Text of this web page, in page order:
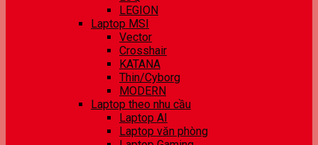
LEGION
Laptop MSI
Vector
Crosshair
KATANA
Thin/Cyborg
MODERN
Laptop theo nhu cầu
Laptop AI
Laptop văn phòng